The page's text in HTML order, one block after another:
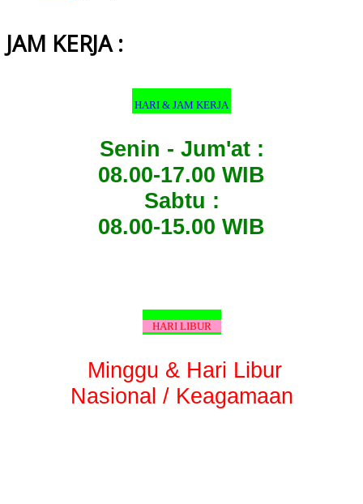
JAM KERJA :
HARI & JAM KERJA
Senin - Jum'at :
08.00-17.00 WIB
Sabtu :
08.00-15.00 WIB
HARI LIBUR
Minggu & Hari Libur
Nasional / Keagamaan